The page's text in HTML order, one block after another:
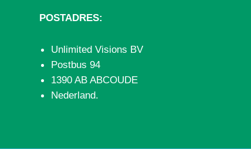
POSTADRES:
Unlimited Visions BV
Postbus 94
1390 AB ABCOUDE
Nederland.